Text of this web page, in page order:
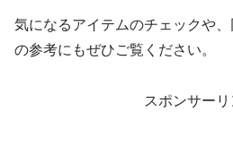
気になるアイテムのチェックや
の参考にもぜひご覧ください。
スポンサーリ